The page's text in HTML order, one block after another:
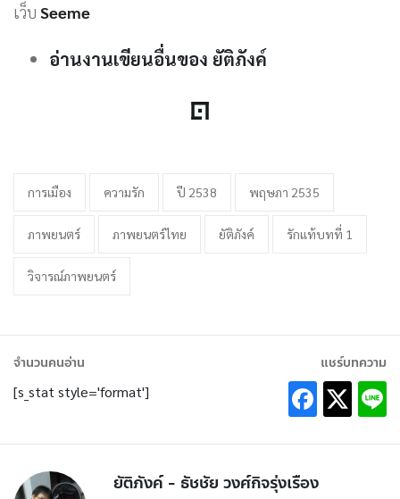
เว็บ Seeme
อ่านงานเขียนอื่นของ ยัติภังค์
การเมือง ความรัก ปี 2538 พฤษภา 2535
ภาพยนตร์ ภาพยนตร์ไทย ยัติภังค์ รักแท้บทที่ 1
วิจารณ์ภาพยนตร์
จำนวนคนอ่าน
[s_stat style='format']
แชร์บทความ
ยัติภังค์ - ธัชชัย วงศ์กิจรุ่งเรือง